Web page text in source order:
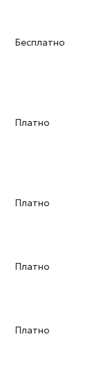
Бесплатно
Платно
Платно
Платно
Платно